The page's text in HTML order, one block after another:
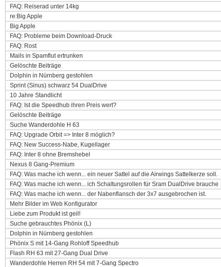
FAQ: Reiserad unter 14kg
re:Big Apple
Big Apple
FAQ: Probleme beim Download-Druck
FAQ: Rost
Mails in Spamflut ertrunken
Gelöschte Beiträge
Dolphin in Nürnberg gestohlen
Sprint (Sinus) schwarz 54 DualDrive
10 Jahre Standlicht
FAQ: Ist die Speedhub ihren Preis wert?
Gelöschte Beiträge
Suche Wanderdohle H 63
FAQ: Upgrade Orbit => Inter 8 möglich?
FAQ: New Success-Nabe, Kugellager
FAQ: Inter 8 ohne Bremshebel
Nexus 8 Gang-Premium
FAQ: Was mache ich wenn... ein neuer Sattel auf die Airwings Sattelkerze soll.
FAQ: Was mache ich wenn... ich Schaltungsrollen für Sram DualDrive brauche
FAQ: Was mache ich wenn... der Nabenflansch der 3x7 ausgebrochen ist.
Mehr Bilder im Web Konfigurator
Liebe zum Produkt ist geil!
Suche gebrauchtes Phönix (L)
Dolphin in Nürnberg gestohlen
Phönix S mit 14-Gang Rohloff Speedhub
Flash RH 63 mit 27-Gang Dual Drive
Wanderdohle Herren RH 54 mit 7-Gang Spectro